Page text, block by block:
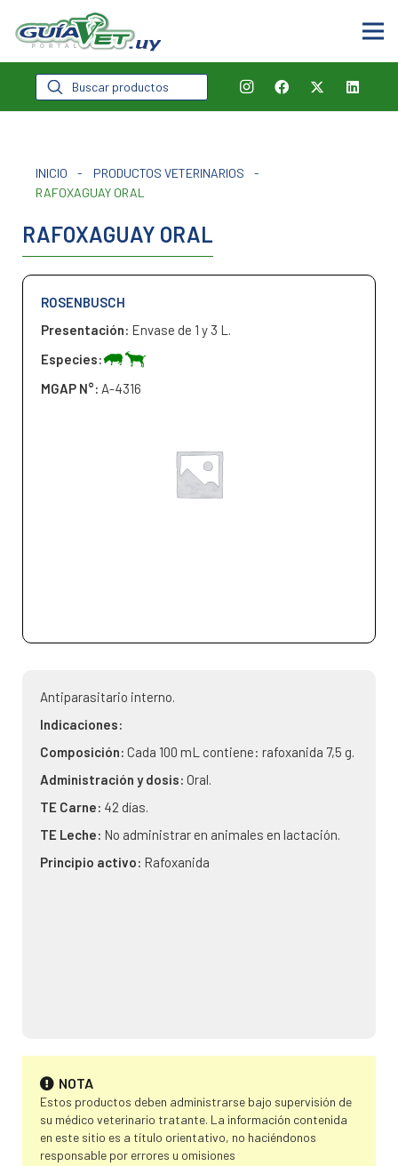
Búsqueda
de
productos
INICIO - PRODUCTOS VETERINARIOS
-
RAFOXAGUAY ORAL
RAFOXAGUAY ORAL
ROSENBUSCH
Presentación: Envase de 1 y 3 L.
Especies:
MGAP N°: A-4316
Antiparasitario interno.
Indicaciones:
Composición: Cada 100 mL contiene: rafoxanida 7,5 g.
Administración y dosis: Oral.
TE Carne: 42 días.
TE Leche: No administrar en animales en lactación.
Principio activo: Rafoxanida
NOTA
Estos productos deben administrarse bajo supervisión de
su médico veterinario tratante. La información contenida
en este sitio es a título orientativo, no haciéndonos
responsable por errores u omisiones